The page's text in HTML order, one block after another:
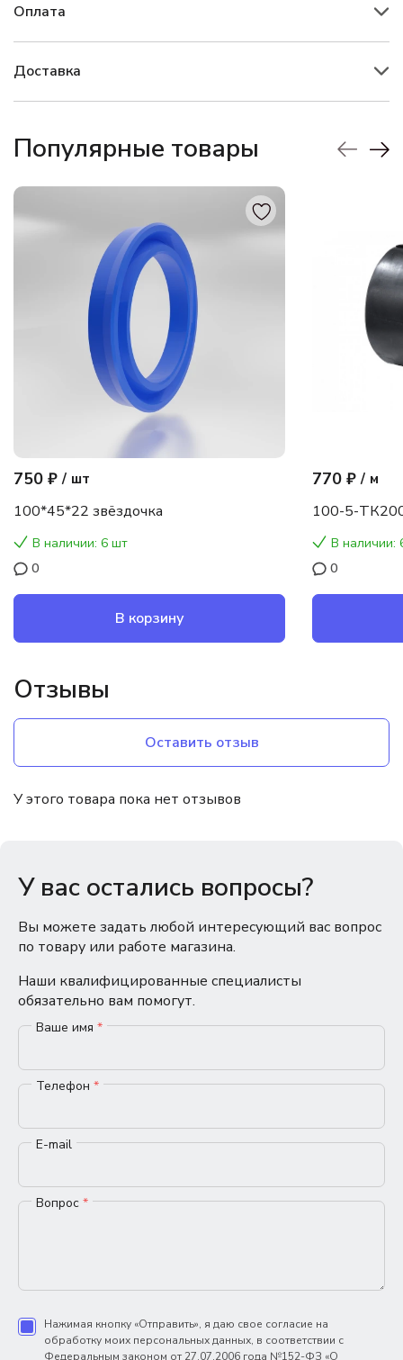
Оплата
Доставка
Популярные товары
750 ₽ / шт
100*45*22 звёздочка
В наличии: 6 шт
0
В корзину
770 ₽ / м
100-5-
В наличии:
0
Отзывы
Оставить отзыв
У этого товара пока нет отзывов
У вас остались вопросы?
Вы можете задать любой интересующий вас вопрос
по товару или работе магазина.
Наши квалифицированные специалисты
обязательно вам помогут.
Ваше имя *
Телефон *
E-mail
Вопрос *
Нажимая кнопку «Отправить», я даю свое согласие на
обработку моих персональных данных, в соответствии с
Федеральным законом от 27.07.2006 года №152-ФЗ «О